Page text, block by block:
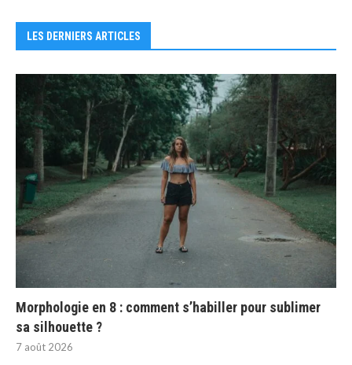
LES DERNIERS ARTICLES
Morphologie en 8 : comment s’habiller pour sublimer
sa silhouette ?
7 août 2026